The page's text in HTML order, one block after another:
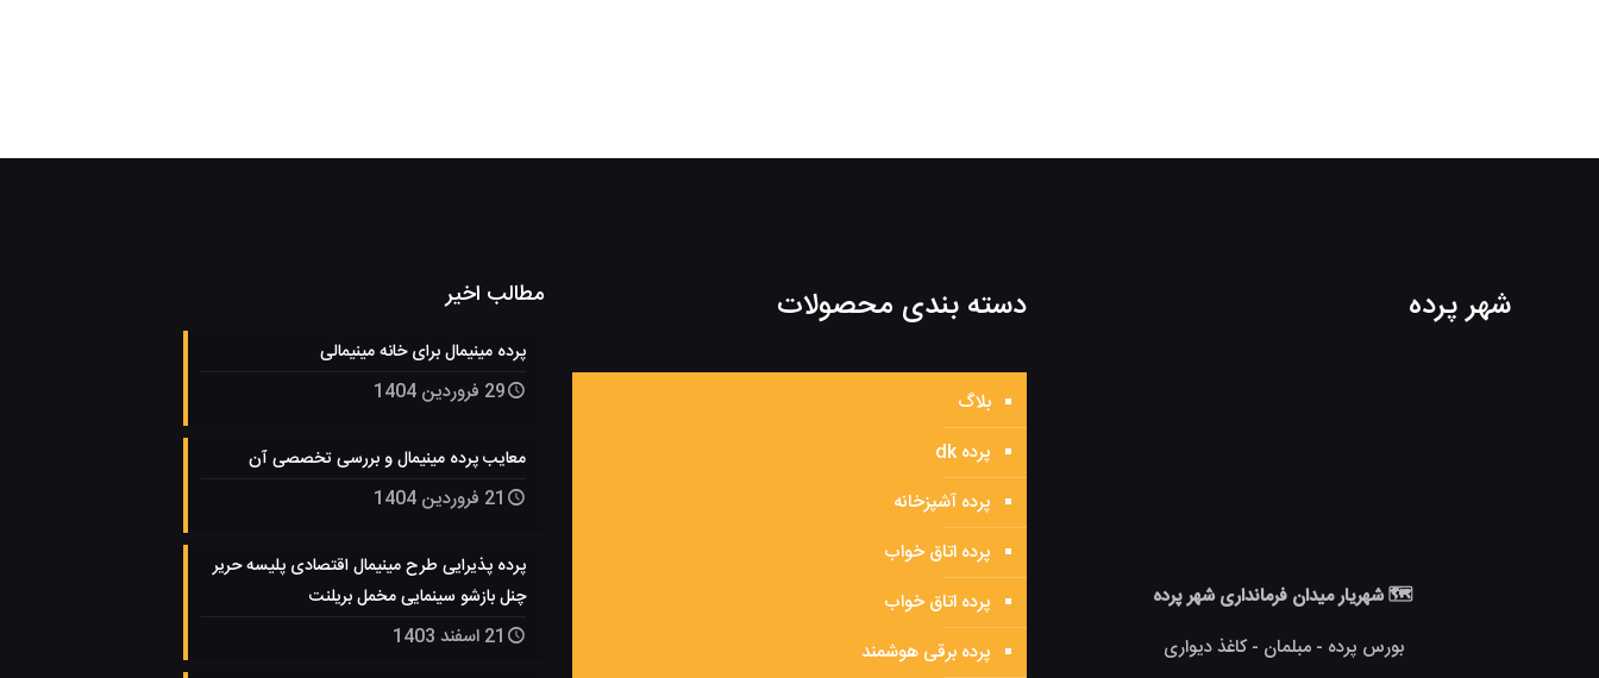
شهر پرده
🗺 شهریار میدان فرمانداری شهر پرده
بورس پرده - مبلمان - کاغذ دیواری
دسته بندی محصولات
بلاگ
پرده dk
پرده آشپزخانه
پرده اتاق خواب
پرده اتاق خواب
پرده برقی هوشمند
مطالب اخیر
پرده مینیمال برای خانه مینیمالی
29 فروردین 1404
معایب پرده مینیمال و بررسی تخصصی آن
21 فروردین 1404
پرده پذیرایی طرح مینیمال اقتصادی پلیسه حریر
چنل بازشو سینمایی مخمل بریلنت
21 اسفند 1403